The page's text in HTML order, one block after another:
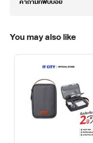
You may also like